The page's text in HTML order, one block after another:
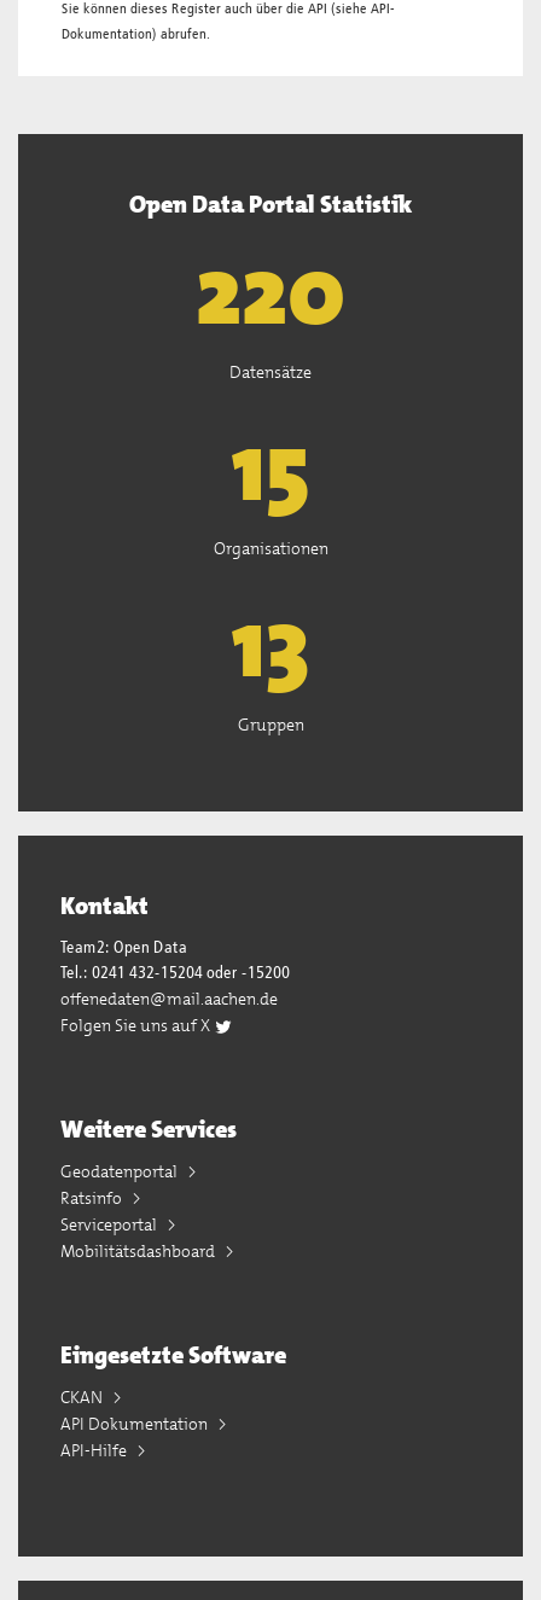
Sie können dieses Register auch über die API (siehe API-
Dokumentation) abrufen.
Open Data Portal Statistik
221
Datensätze
15
Organisationen
13
Gruppen
Kontakt
Team2: Open Data
Tel.: 0241 432-15204 oder -15200
offenedaten@mail.aachen.de
Folgen Sie uns auf X
Weitere Services
Geodatenportal
Ratsinfo
Serviceportal
Mobilitätsdashboard
Eingesetzte Software
CKAN
API Dokumentation
API-Hilfe